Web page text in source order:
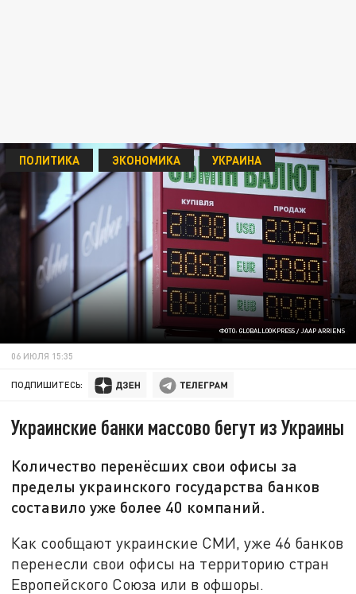
ФОТО: GLOBALLOOKPRESS / JAAP ARRIENS
ПОЛИТИКА ЭКОНОМИКА УКРАИНА
06 ИЮЛЯ 15:35
ПОДПИШИТЕСЬ:
Украинские банки массово бегут из Украины
Количество перенёсших свои офисы за
пределы украинского государства банков
составило уже более 40 компаний.
Как сообщают украинские СМИ, уже 46 банков
перенесли свои офисы на территорию стран
Европейского Союза или в офшоры.